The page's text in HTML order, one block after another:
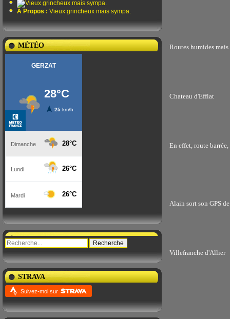
À Propos : Vieux grincheux mais sympa.
MÉTÉO
STRAVA
Suivez-moi sur
Routes humides
Chateau d'Effiat
En effet, route
Alain sort son GPS
Villefranche d'Allier